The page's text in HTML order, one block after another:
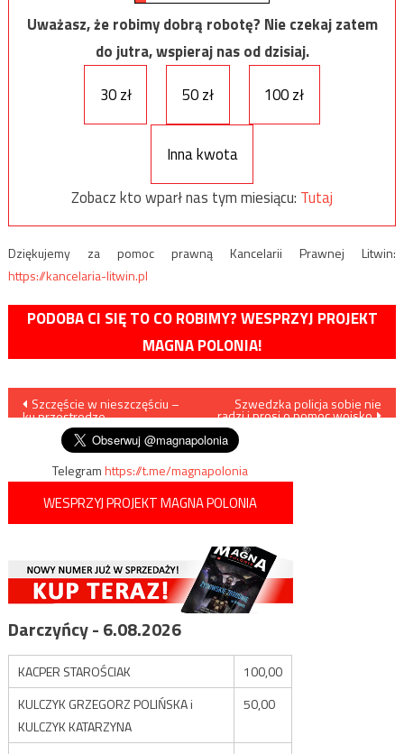
Uważasz, że robimy dobrą robotę? Nie czekaj zatem
do jutra, wspieraj nas od dzisiaj.
30 zł
50 zł 100 zł
Inna kwota
Zobacz kto wparł nas tym miesiącu: Tutaj
Dziękujemy za pomoc prawną Kancelarii Prawnej Litwin:
https://kancelaria-litwin.pl
PODOBA CI SIĘ TO CO ROBIMY? WESPRZYJ PROJEKT
MAGNA POLONIA!
Nawigacja
wpisu
Szczęście w nieszczęściu –
ku przestrodze
Szwedzka policja sobie nie
radzi i prosi o pomoc wojsko
Telegramhttps://t.me/magnapolonia
WESPRZYJ PROJEKT MAGNA POLONIA
Darczyńcy - 6.08.2026
KACPER STAROŚCIAK
100,00
KULCZYK GRZEGORZ POLIŃSKA i
KULCZYK KATARZYNA
50,00